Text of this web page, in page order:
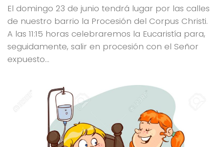
El domingo 23 de junio tendrá lugar por las calles
de nuestro barrio la Procesión del Corpus Christi.
A las 11:15 horas celebraremos la Eucaristía para,
seguidamente, salir en procesión con el Señor
expuesto...